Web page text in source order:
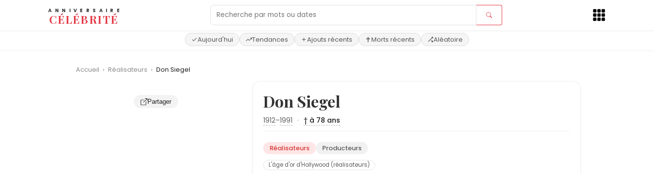
ANNIVERSAIRE
CÉLÉBRITÉ
Aujourd'hui Tendances Ajouts récents Morts récents Aléatoire
Accueil › Réalisateurs › Don Siegel
Partager Don Siegel
1912–1991 · † à 78 ans
Réalisateurs Producteurs
L'âge d'or d'Hollywood (réalisateurs)